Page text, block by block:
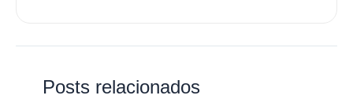
Posts relacionados